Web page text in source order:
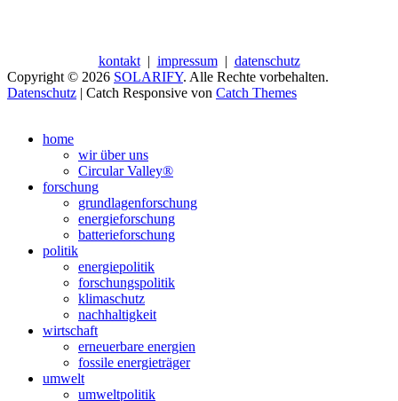
kontakt| impressum| datenschutz
Copyright © 2026 SOLARIFY. Alle Rechte vorbehalten.
Datenschutz | Catch Responsive von Catch Themes
oben
scrollen
home
wir über uns
Circular Valley®
forschung
grundlagenforschung
energieforschung
batterieforschung
politik
energiepolitik
forschungspolitik
klimaschutz
nachhaltigkeit
wirtschaft
erneuerbare energien
fossile energieträger
umwelt
umweltpolitik